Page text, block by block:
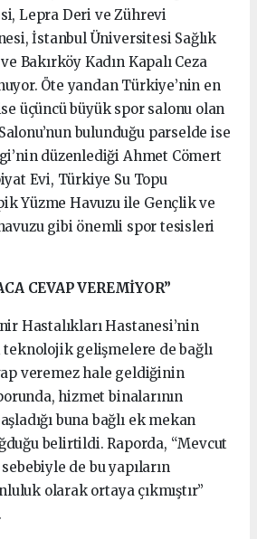
Lepra Deri ve Zührevi
İstanbul Üniversitesi Sağlık
Bakırköy Kadın Kapalı Ceza
Öte yandan Türkiye’nin en
üçüncü büyük spor salonu olan
bulunduğu parselde ise
düzenlediği Ahmet Cömert
Evi, Türkiye Su Topu
Yüzme Havuzu ile Gençlik ve
gibi önemli spor tesisleri
CEVAP VEREMİYOR”
Hastalıkları Hastanesi’nin
teknolojik gelişmelere de bağlı
veremez hale geldiğinin
hizmet binalarının
buna bağlı ek mekan
belirtildi. Raporda, “Mevcut
de bu yapıların
olarak ortaya çıkmıştır”